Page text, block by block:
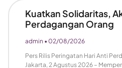
Kuatkan Solidaritas,
Perdagangan Orang
admin
02/08/2026
Pers Rilis Peringatan Hari Anti
Jakarta, 2 Agustus 2026 –